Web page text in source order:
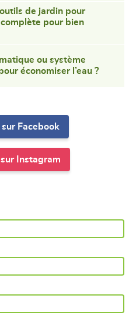
de jardin pour
pour bien
ou système
économiser l’eau ?
sur Facebook
Instagram